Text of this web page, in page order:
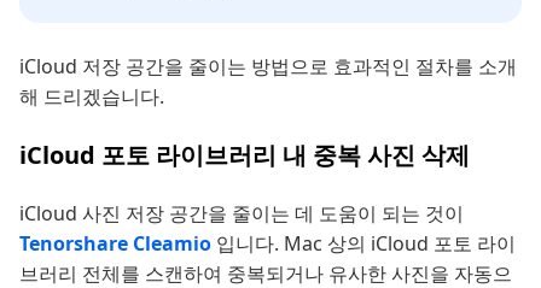
iCloud 저장 공간을 줄이는 방법으로 효과적인 절차를 소개
해 드리겠습니다.
iCloud 포토 라이브러리 내 중복 사진 삭제
iCloud 사진 저장 공간을 줄이는 데 도움이 되는 것이
Tenorshare Cleamio 입니다. Mac 상의 iCloud 포토 라이
브러리 전체를 스캔하여 중복되거나 유사한 사진을 자동으